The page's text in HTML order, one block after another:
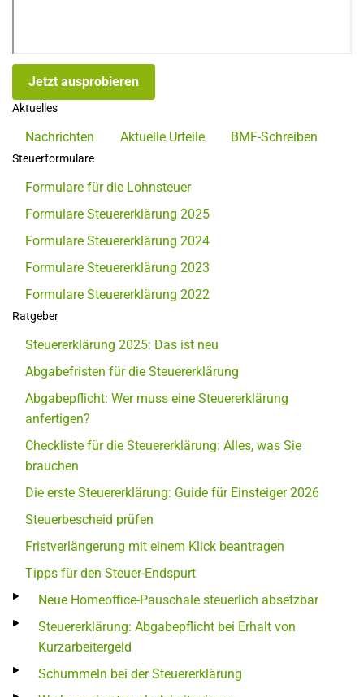
Jetzt ausprobieren
Aktuelles
Nachrichten Aktuelle Urteile BMF-Schreiben
Steuerformulare
Formulare für die Lohnsteuer
Formulare Steuererklärung 2025
Formulare Steuererklärung 2024
Formulare Steuererklärung 2023
Formulare Steuererklärung 2022
Ratgeber
Steuererklärung 2025: Das ist neu
Abgabefristen für die Steuererklärung
Abgabepflicht: Wer muss eine Steuererklärung
anfertigen?
Checkliste für die Steuererklärung: Alles, was Sie
brauchen
Die erste Steuererklärung: Guide für Einsteiger 2026
Steuerbescheid prüfen
Fristverlängerung mit einem Klick beantragen
Tipps für den Steuer-Endspurt
Neue Homeoffice-Pauschale steuerlich absetzbar
Steuererklärung: Abgabepflicht bei Erhalt von
Kurzarbeitergeld
Schummeln bei der Steuererklärung